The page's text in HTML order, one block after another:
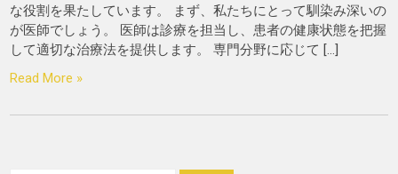
な役割を果たしています。 まず、私たちにとって馴染み深いの
が医師でしょう。 医師は診療を担当し、患者の健康状態を把握
して適切な治療法を提供します。 専門分野に応じて […]
Read More »